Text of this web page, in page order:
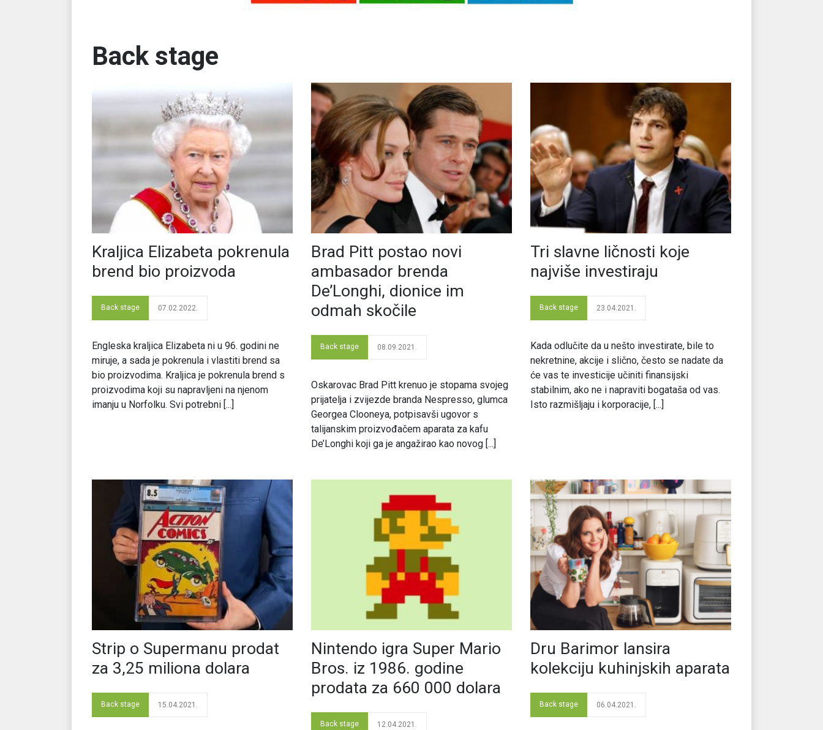
Back stage
Kraljica Elizabeta pokrenula
brend bio proizvoda
Back stage 07.02.2022.
Engleska kraljica Elizabeta ni u 96. godini ne
miruje, a sada je pokrenula i vlastiti brend sa
bio proizvodima. Kraljica je pokrenula brend s
proizvodima koji su napravljeni na njenom
imanju u Norfolku. Svi potrebni [...]
Brad Pitt postao novi
ambasador brenda
De’Longhi, dionice im
odmah skočile
Back stage 08.09.2021.
Oskarovac Brad Pitt krenuo je stopama svojeg
prijatelja i zvijezde branda Nespresso, glumca
Georgea Clooneya, potpisavši ugovor s
talijanskim proizvođačem aparata za kafu
De’Longhi koji ga je angažirao kao novog [...]
Tri slavne ličnosti koje
najviše investiraju
Back stage 23.04.2021.
Kada odlučite da u nešto investirate, bile to
nekretnine, akcije i slično, često se nadate da
će vas te investicije učiniti finansijski
stabilnim, ako ne i napraviti bogataša od vas.
Isto razmišljaju i korporacije, [...]
Strip o Supermanu prodat
za 3,25 miliona dolara
Back stage 15.04.2021.
Nintendo igra Super Mario
Bros. iz 1986. godine
prodata za 660 000 dolara
Back stage 12.04.2021.
Dru Barimor lansira
kolekciju kuhinjskih aparata
Back stage 06.04.2021.